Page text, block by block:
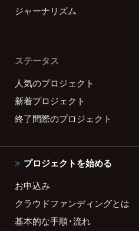
ジャーナリズム
ステータス
人気のプロジェクト
新着プロジェクト
終了間際のプロジェクト
プロジェクトを始める
お申込み
クラウドファンディングとは
基本的な手順・流れ